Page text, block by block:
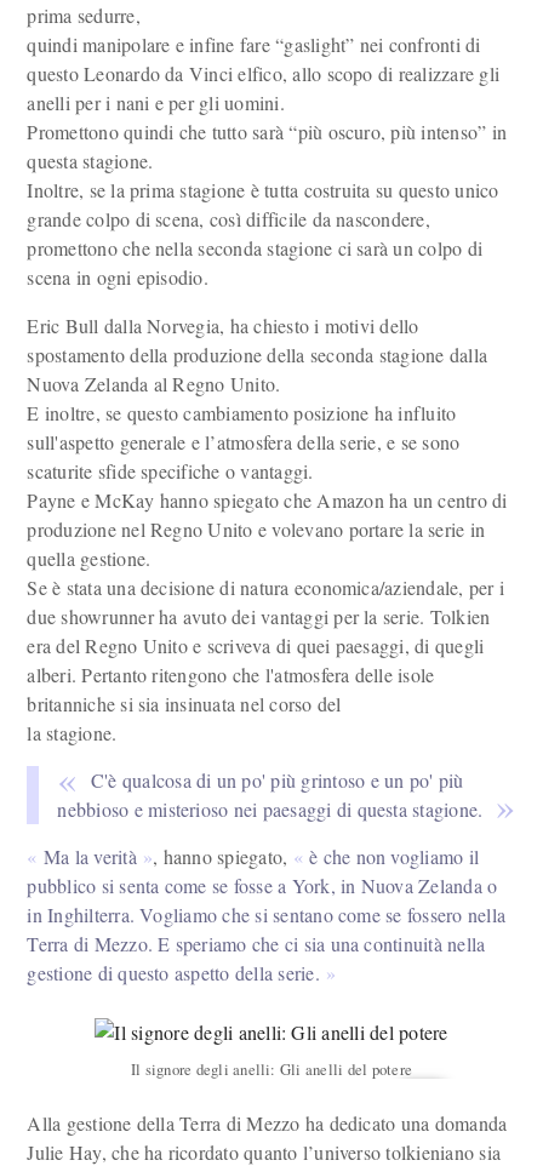
prima sedurre,
quindi manipolare e infine fare “gaslight” nei confronti di
questo Leonardo da Vinci elfico, allo scopo di realizzare gli
anelli per i nani e per gli uomini.
Promettono quindi che tutto sarà “più oscuro, più intenso” in
questa stagione.
Inoltre, se la prima stagione è tutta costruita su questo unico
grande colpo di scena, così difficile da nascondere,
promettono che nella seconda stagione ci sarà un colpo di
scena in ogni episodio.
Eric Bull dalla Norvegia, ha chiesto i motivi dello
spostamento della produzione della seconda stagione dalla
Nuova Zelanda al Regno Unito.
E inoltre, se questo cambiamento posizione ha influito
sull'aspetto generale e l’atmosfera della serie, e se sono
scaturite sfide specifiche o vantaggi.
Payne e McKay hanno spiegato che Amazon ha un centro di
produzione nel Regno Unito e volevano portare la serie in
quella gestione.
Se è stata una decisione di natura economica/aziendale, per i
due showrunner ha avuto dei vantaggi per la serie. Tolkien
era del Regno Unito e scriveva di quei paesaggi, di quegli
alberi. Pertanto ritengono che l'atmosfera delle isole
britanniche si sia insinuata nel corso del
la stagione.
C'è qualcosa di un po' più grintoso e un po' più
nebbioso e misterioso nei paesaggi di questa stagione.
Ma la verità
, hanno spiegato,
è che non vogliamo il
pubblico si senta come se fosse a York, in Nuova Zelanda o
in Inghilterra. Vogliamo che si sentano come se fossero nella
Terra di Mezzo. E speriamo che ci sia una continuità nella
gestione di questo aspetto della serie.
Il signore degli anelli: Gli anelli del potere
Alla gestione della Terra di Mezzo ha dedicato una domanda
Julie Hay, che ha ricordato quanto l’universo tolkieniano sia